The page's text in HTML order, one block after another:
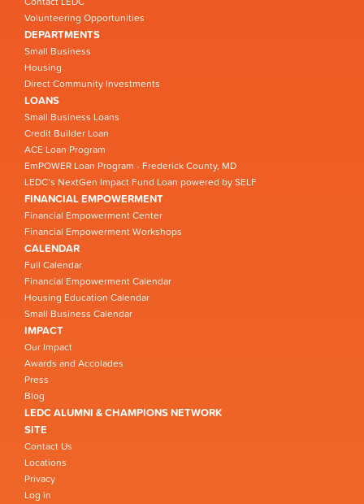
Volunteering Opportunities
DEPARTMENTS
Small Business
Housing
Direct Community Investments
LOANS
Small Business Loans
Credit Builder Loan
ACE Loan Program
EmPOWER Loan Program - Frederick County, MD
LEDC’s NextGen Impact Fund Loan powered by SELF
FINANCIAL EMPOWERMENT
Financial Empowerment Center
Financial Empowerment Workshops
CALENDAR
Full Calendar
Financial Empowerment Calendar
Housing Education Calendar
Small Business Calendar
IMPACT
Our Impact
Awards and Accolades
Press
Blog
LEDC ALUMNI & CHAMPIONS NETWORK
SITE
Contact Us
Locations
Privacy
Log in